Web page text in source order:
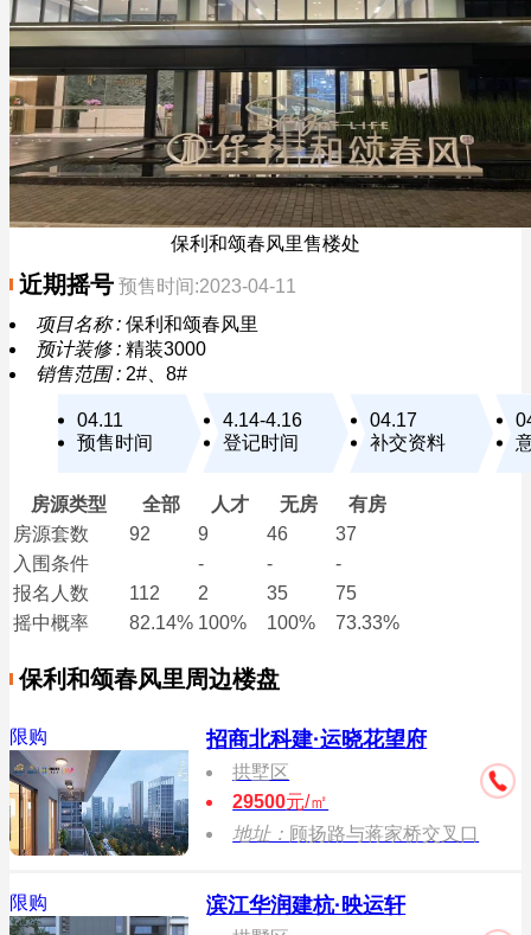
保利和颂春风里售楼处
近期摇号 预售时间:2023-04-11
项目名称 : 保利和颂春风里
预计装修 : 精装3000
销售范围 : 2#、8#
04.11
预售时间
4.14-4.16
登记时间
04.17
补交资料
房源类型 全部 人才 无房
有房
房源套数
92 9 46
37
入围条件
- -
-
报名 人数 112 2 35
75
摇中概率
82.14% 100% 100% 73.33%
保利和颂春风里周边楼盘
限购 招商北科建·运晓花望府
拱墅区
29500元/㎡
地址： 顾扬路与蒋家桥交叉口
限购 滨江华润建杭·映运轩